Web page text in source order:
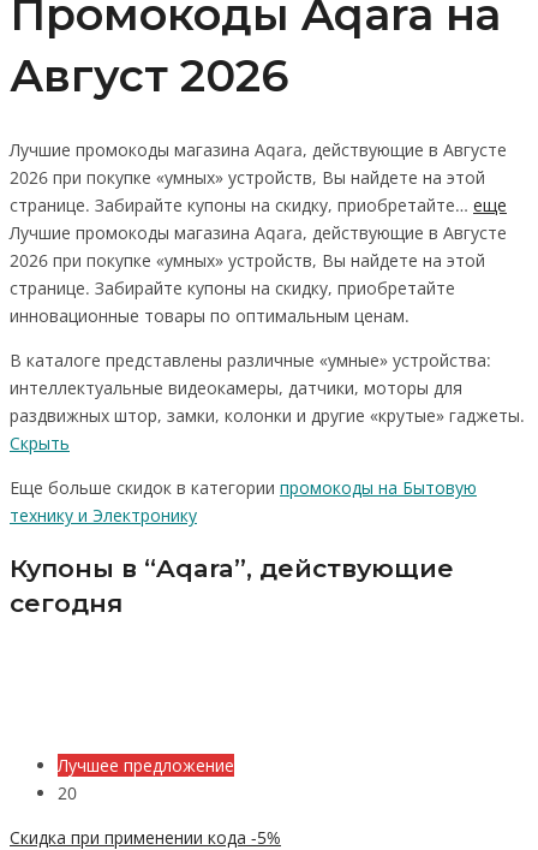
Промокоды Aqara на
Август 2026
Лучшие промокоды магазина Aqara, действующие в Августе
2026 при покупке «умных» устройств, Вы найдете на этой
странице. Забирайте купоны на скидку, приобретайте… еще
Лучшие промокоды магазина Aqara, действующие в Августе
2026 при покупке «умных» устройств, Вы найдете на этой
странице. Забирайте купоны на скидку, приобретайте
инновационные товары по оптимальным ценам.
В каталоге представлены различные «умные» устройства:
интеллектуальные видеокамеры, датчики, моторы для
раздвижных штор, замки, колонки и другие «крутые» гаджеты.
Скрыть
Еще больше скидок в категории промокоды на Бытовую
технику и Электронику
Купоны в “Aqara”, действующие
сегодня
Лучшее предложение
20
Скидка при применении кода -5%